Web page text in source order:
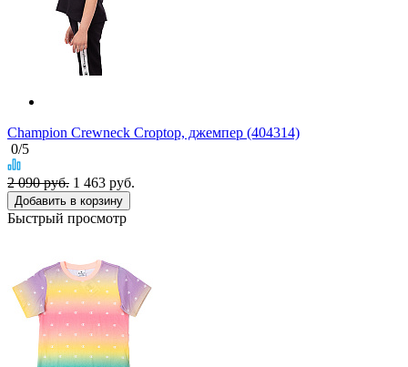
Champion Crewneck Croptop, джемпер (404314)
0/5
2 090 руб. 1 463 руб.
Добавить в корзину
Быстрый просмотр